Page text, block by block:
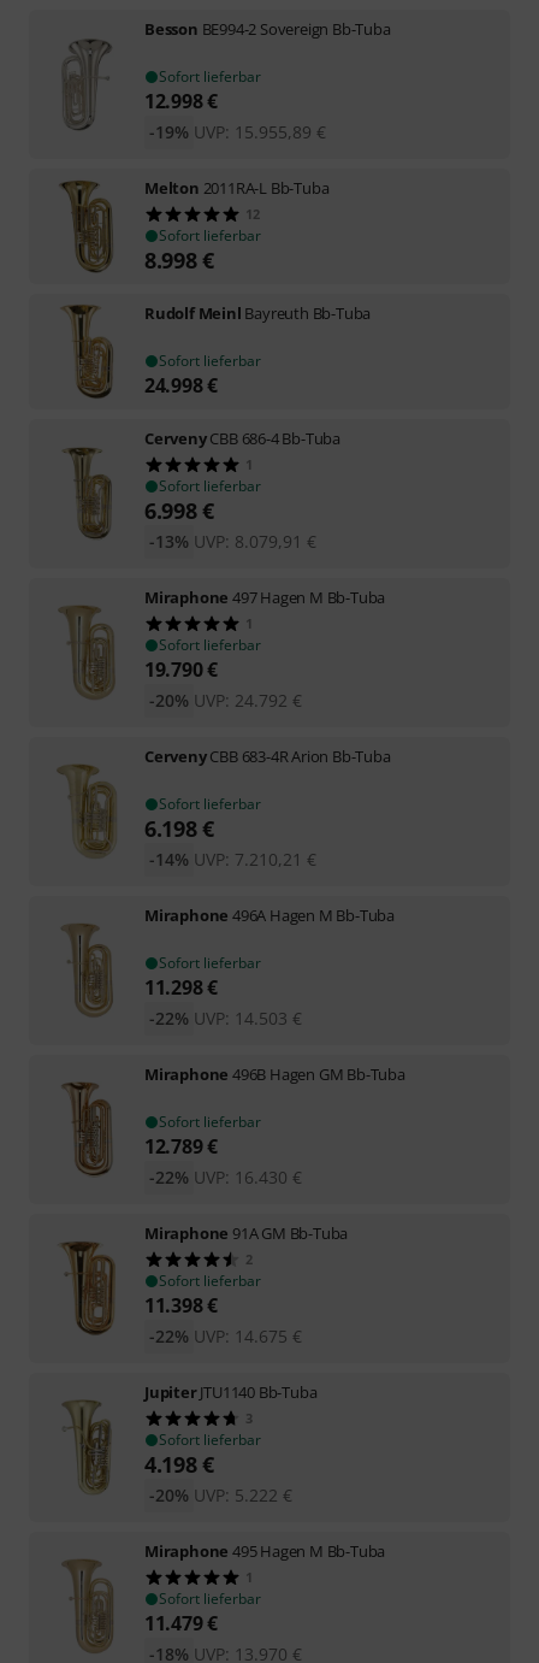
Besson BE994-2 Sovereign Bb-Tuba
Sofort lieferbar
12.998€
UVP: 15.955,89 €
-19%
Melton 2011RA-L Bb-Tuba
12
Sofort lieferbar
8.998€
Rudolf Meinl Bayreuth Bb-Tuba
Sofort lieferbar
24.998€
CervenyCBB 686-4 Bb-Tuba
1
Sofort lieferbar
6.998€
UVP: 8.079,91 €
-13%
Miraphone 497 Hagen M Bb-Tuba
1
Sofort lieferbar
19.790€
UVP: 24.792 €
-20%
CervenyCBB 683-4R Arion Bb-Tuba
Sofort lieferbar
6.198€
UVP: 7.210,21 €
-14%
Miraphone 496A Hagen M Bb-Tuba
Sofort lieferbar
11.298€
UVP: 14.503 €
-22%
Miraphone 496B Hagen GM Bb-Tuba
Sofort lieferbar
12.789€
UVP: 16.430 €
-22%
Miraphone 91A GM Bb-Tuba
2
Sofort lieferbar
11.398€
UVP: 14.675 €
-22%
JupiterJTU1140 Bb-Tuba
3
Sofort lieferbar
4.198€
UVP: 5.222 €
-20%
Miraphone 495 Hagen M Bb-Tuba
1
Sofort lieferbar
11.479€
UVP: 13.970 €
-18%